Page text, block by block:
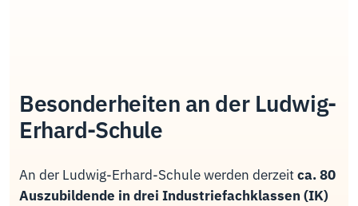
Besonderheiten an der Ludwig-
Erhard-Schule
An der Ludwig-Erhard-Schule werden derzeitca. 80
Auszubildende in drei Industriefachklassen (IK)